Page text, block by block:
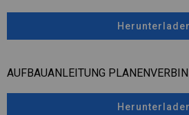
AUFBAUANLEITUNG